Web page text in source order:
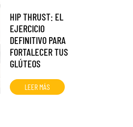
HIP THRUST: EL
EJERCICIO
DEFINITIVO PARA
FORTALECER TUS
GLÚTEOS
LEER MÁS